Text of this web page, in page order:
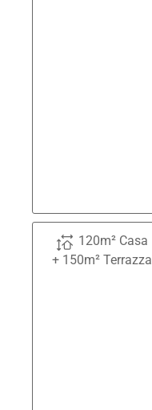
120m² Casa
+ 150m² Terrazza